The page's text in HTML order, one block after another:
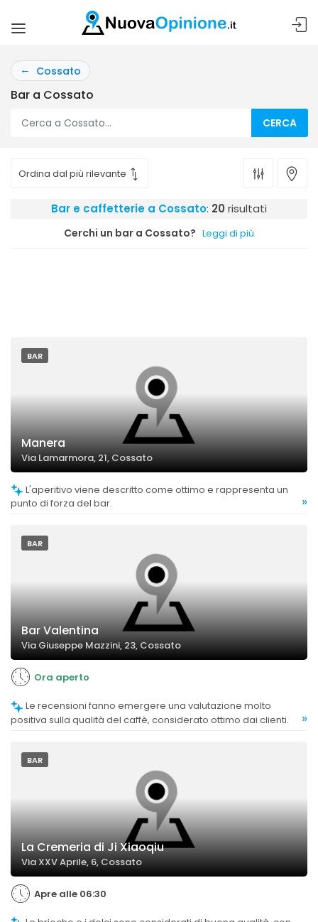
Cossato
Bar a Cossato
CERCA
Bar e caffetterie a Cossato: 20 risultati
Cerchi un bar a Cossato? Leggi di più
BAR
Manera
Via Lamarmora, 21, Cossato
punto di forza del bar.
»
BAR
Bar Valentina
Via Giuseppe Mazzini, 23, Cossato
Ora aperto
positiva sulla qualità del caffè, considerato ottimo dai clienti.
»
BAR
La Cremeria di Ji Xiaoqiu
Via XXV Aprile, 6, Cossato
Apre alle 06:30